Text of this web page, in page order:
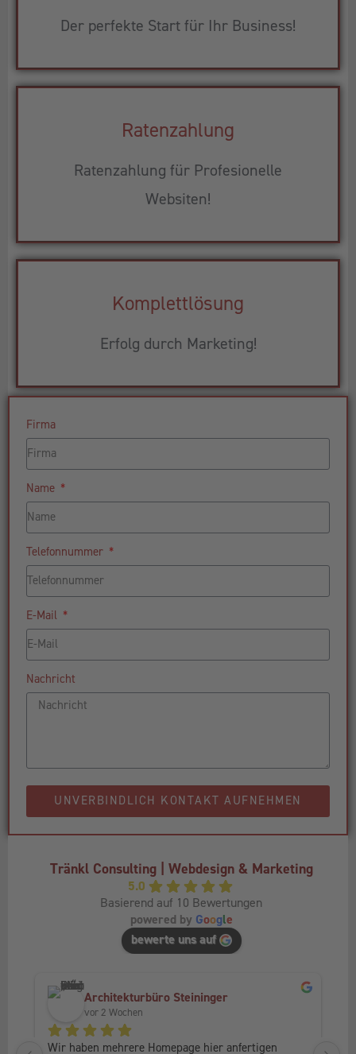
Der perfekte Start für Ihr Business!
Ratenzahlung
Ratenzahlung für Profesionelle
Websiten!
Komplettlösung
Erfolg durch Marketing!
Firma
Name
Telefonnummer
E-Mail
Nachricht
UNVERBINDLICH KONTAKT AUFNEHMEN
Tränkl Consulting | Webdesign & Marketing
5.0
Basierend auf 10 Bewertungen
powered by Google
bewerte uns auf
Architekturbüro Steininger
vor 2 Wochen
Wir haben mehrere Homepage hier anfertigen